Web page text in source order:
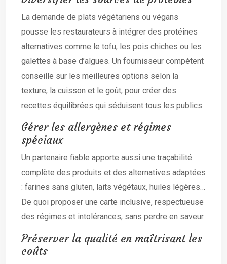
La demande de plats végétariens ou végans
pousse les restaurateurs à intégrer des protéines
alternatives comme le tofu, les pois chiches ou les
galettes à base d’algues. Un fournisseur compétent
conseille sur les meilleures options selon la
texture, la cuisson et le goût, pour créer des
recettes équilibrées qui séduisent tous les publics.
Gérer les allergènes et régimes
spéciaux
Un partenaire fiable apporte aussi une traçabilité
complète des produits et des alternatives adaptées
: farines sans gluten, laits végétaux, huiles légères…
De quoi proposer une carte inclusive, respectueuse
des régimes et intolérances, sans perdre en saveur.
Préserver la qualité en maîtrisant les
coûts